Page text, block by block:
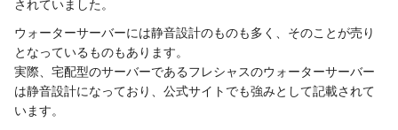
されていました。
ウォーターサーバーには静音設計のものも多く、そのことが売り
となっているものもあります。
実際、宅配型のサーバーであるフレシャスのウォーターサーバー
は静音設計になっており、公式サイトでも強みとして記載されて
います。